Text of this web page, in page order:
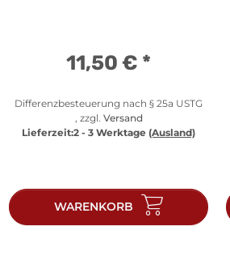
11,50 € *
Differenzbesteuerung nach § 25a USTG
, zzgl. Versand
Lieferzeit:2 - 3 Werktage (Ausland)
WARENKORB